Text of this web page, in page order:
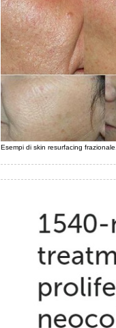
Esempi di skin resurfacing frazionale.